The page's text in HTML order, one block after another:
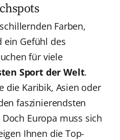
Farben,
ein Gefühl des
für viele
Sport der Welt.
die Karibik, Asien oder
faszinierendsten
Europa muss sich
Ihnen die Top-